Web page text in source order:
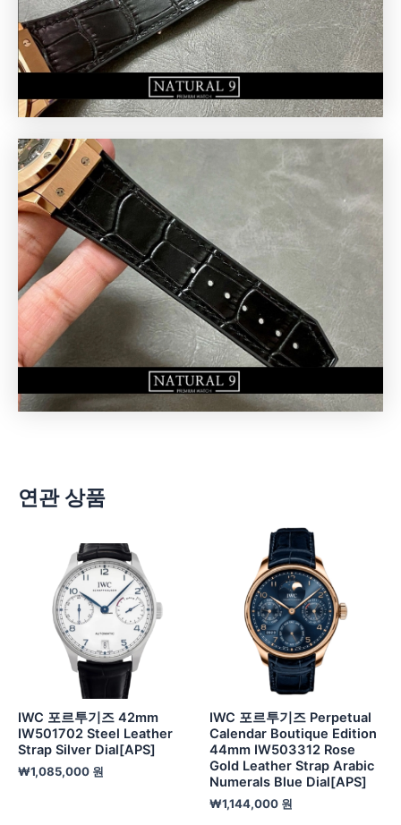
연관 상품
IWC 포르투기즈 42mm
IW501702 Steel Leather
Strap Silver Dial[APS]
₩1,085,000 원
IWC 포르투기즈 Perpetual
Calendar Boutique Edition
44mm IW503312 Rose
Gold Leather Strap Arabic
Numerals Blue Dial[APS]
₩1,144,000 원